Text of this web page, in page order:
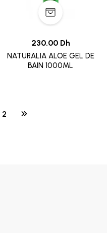
230.00 Dh
NATURALIA ALOE GEL DE
BAIN 1000ML
2